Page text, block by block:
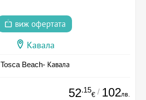
виж офертата
Кавала
Tosca Beach- Кавала
52.15
€ / 102лв.